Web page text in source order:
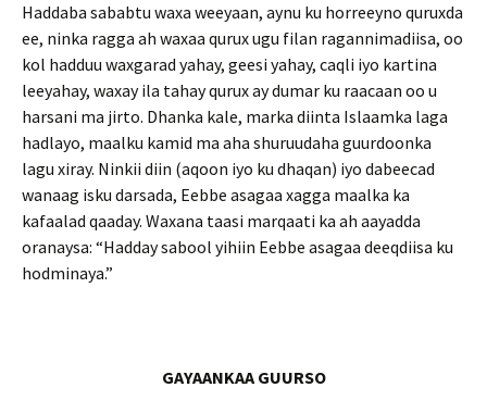
Haddaba sababtu waxa weeyaan, aynu ku horreeyno quruxda
ee, ninka ragga ah waxaa qurux ugu filan ragannimadiisa, oo
kol hadduu waxgarad yahay, geesi yahay, caqli iyo kartina
leeyahay, waxay ila tahay qurux ay dumar ku raacaan oo u
harsani ma jirto. Dhanka kale, marka diinta Islaamka laga
hadlayo, maalku kamid ma aha shuruudaha guurdoonka
lagu xiray. Ninkii diin (aqoon iyo ku dhaqan) iyo dabeecad
wanaag isku darsada, Eebbe asagaa xagga maalka ka
kafaalad qaaday. Waxana taasi marqaati ka ah aayadda
oranaysa: “Hadday sabool yihiin Eebbe asagaa deeqdiisa ku
hodminaya.”
GAYAANKAA GUURSO